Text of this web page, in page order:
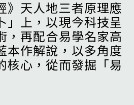
》天人地三者原理應
」上，以現今科技呈
，再配合易學名家高
本作解說，以多角度
核心，從而發掘「易